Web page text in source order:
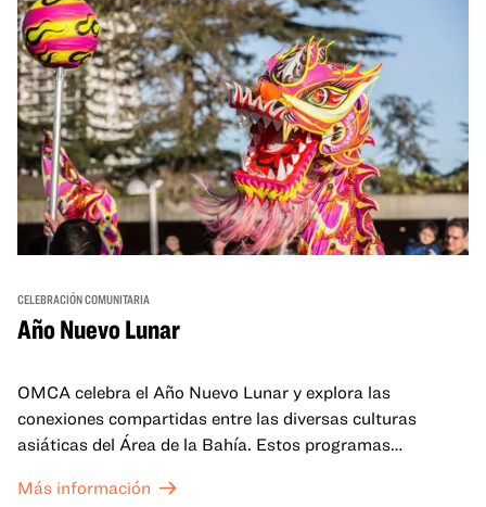
CELEBRACIÓN COMUNITARIA
Año Nuevo Lunar
OMCA celebra el Año Nuevo Lunar y explora las
conexiones compartidas entre las diversas culturas
asiáticas del Área de la Bahía. Estos programas
celebran y honran las tradiciones del Año Nuevo Lunar a
Más información